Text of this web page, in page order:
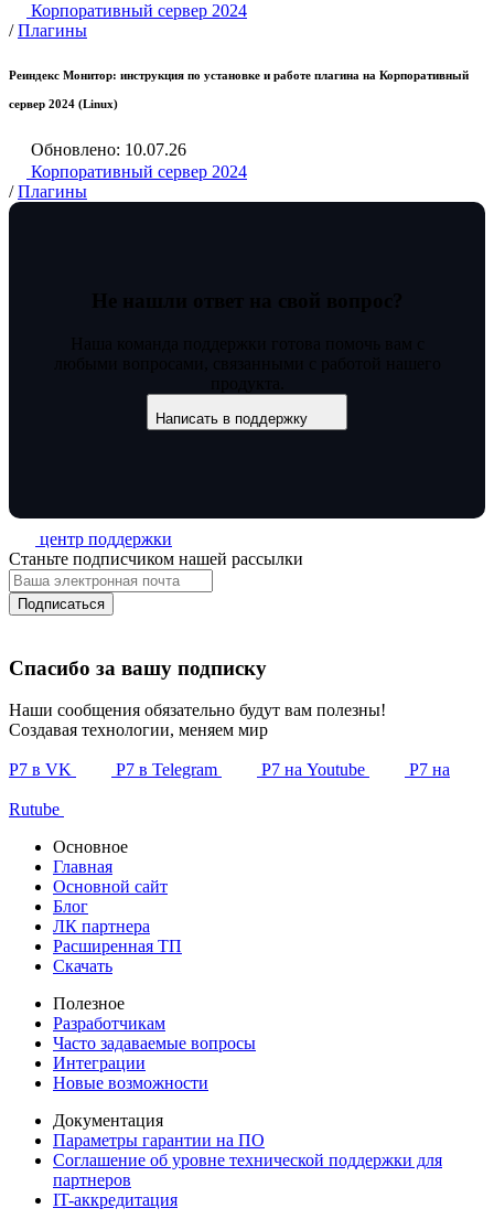
Корпоративный сервер 2024
/ Плагины
Реиндекс Монитор: инструкция по установке и работе плагина на Корпоративный
сервер 2024 (Linux)
Обновлено: 10.07.26
Корпоративный сервер 2024
/ Плагины
Не нашли ответ на свой вопрос?
Наша команда поддержки готова помочь вам с
любыми вопросами, связанными с работой нашего
продукта.
Написать в поддержку
центр поддержки
Станьте подписчиком нашей рассылки
Подписаться
Спасибо за вашу подписку
Наши сообщения обязательно будут вам полезны!
Создавая технологии, меняем мир
Р7 в VK Р7 в Telegram Р7 на Youtube Р7 на
Rutube
Основное
Главная
Основной сайт
Блог
ЛК партнера
Расширенная ТП
Скачать
Полезное
Разработчикам
Часто задаваемые вопросы
Интеграции
Новые возможности
Документация
Параметры гарантии на ПО
Соглашение об уровне технической поддержки для
партнеров
IT-аккредитация